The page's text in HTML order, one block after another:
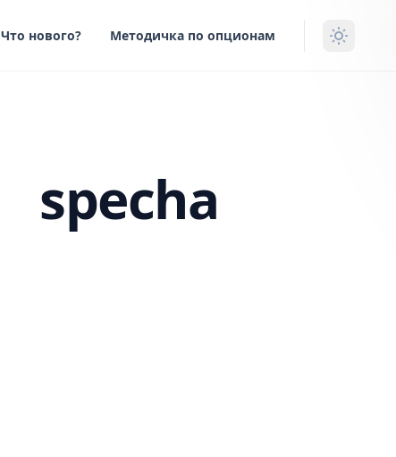
Что нового? Методичка по опционам
specha